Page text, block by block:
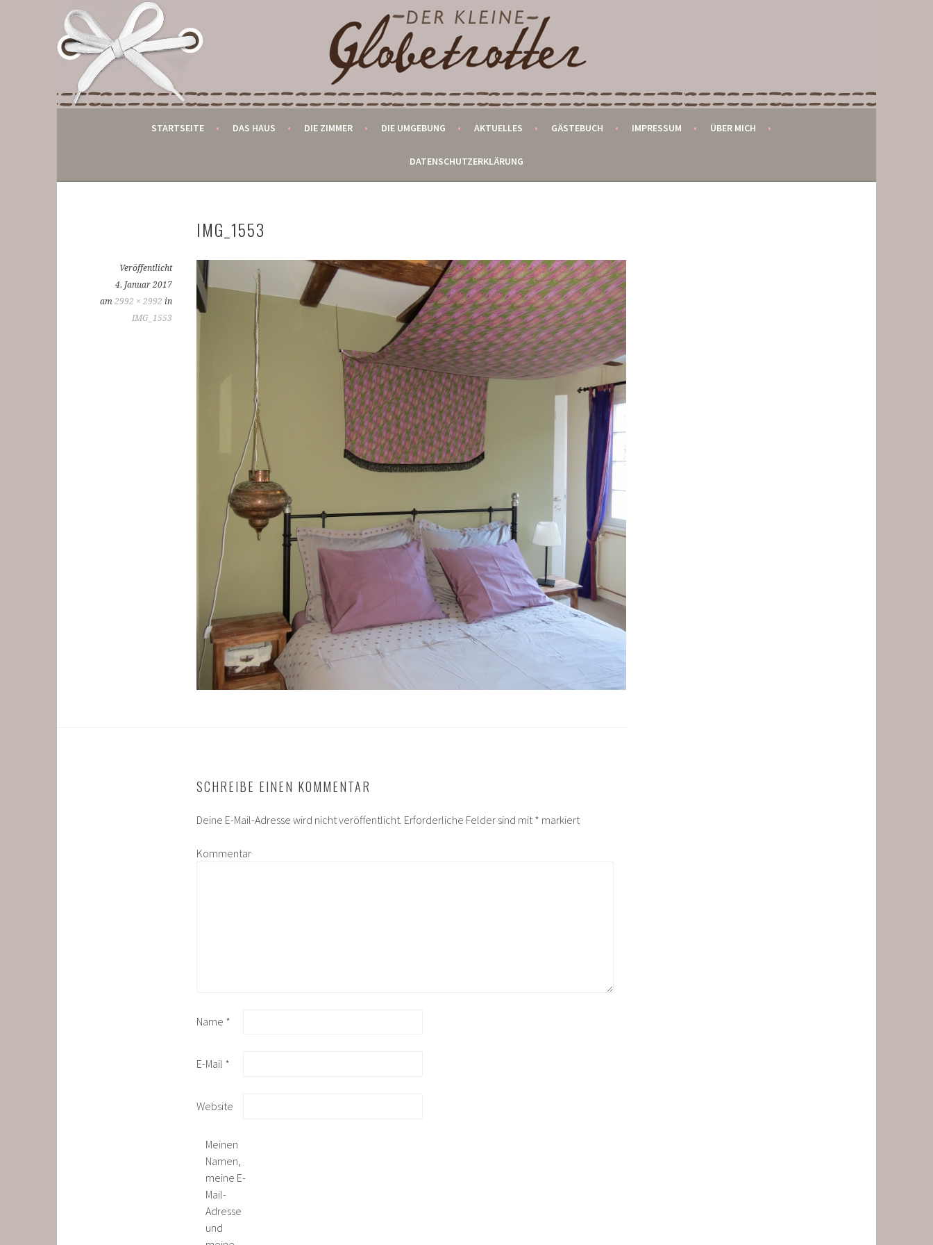
Springe
zum
Inhalt
DER KLEINE GLOBETROTTER
BED AND BREAKFAST IN MONSCHAU
STARTSEITE DAS HAUS DIE ZIMMER DIE UMGEBUNG AKTUELLES GÄSTEBUCH IMPRESSUM ÜBER MICH
DATENSCHUTZERKLÄRUNG
IMG_1553
Veröffentlicht
4. Januar 2017
am 2992 × 2992 in
IMG_1553
SCHREIBE EINEN KOMMENTAR
Deine E-Mail-Adresse wird nicht veröffentlicht. Erforderliche Felder sind mit * markiert
Kommentar
Name *
E-Mail *
Website
Meinen
Namen,
meine E-
Mail-
Adresse
und